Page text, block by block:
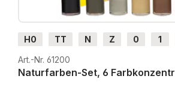
H0 TT N Z 0 1
H0e
Art.-Nr. 61200
Naturfarben-Set, 6